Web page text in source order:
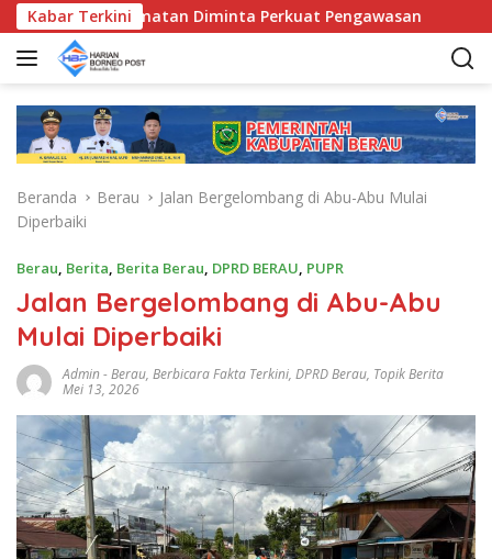
a
Kabar Terkini
Kecamatan Diminta Perkuat Pengawasan
Beranda Berau
Jalan Bergelombang di Abu-Abu Mulai
Diperbaiki
Berau, Berita, Berita Berau, DPRD BERAU, PUPR
Jalan Bergelombang di Abu-Abu
Mulai Diperbaiki
Admin-Berau, Berbicara Fakta Terkini, DPRD Berau, Topik Berita
Mei 13, 2026